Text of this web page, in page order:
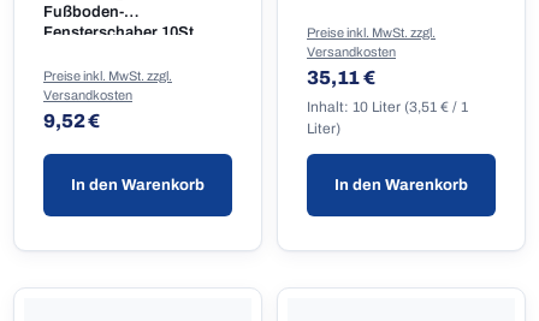
Fußboden-
Fensterschaber 10St.
Regulärer Preis:
9,52 €
Preise inkl. MwSt. zzgl.
Versandkosten
In den Warenkorb
Inhalt: 10 Liter (3,51 € / 1
Liter)
Regulärer Preis:
35,11 €
Preise inkl. MwSt. zzgl.
Versandkosten
In den Warenkorb